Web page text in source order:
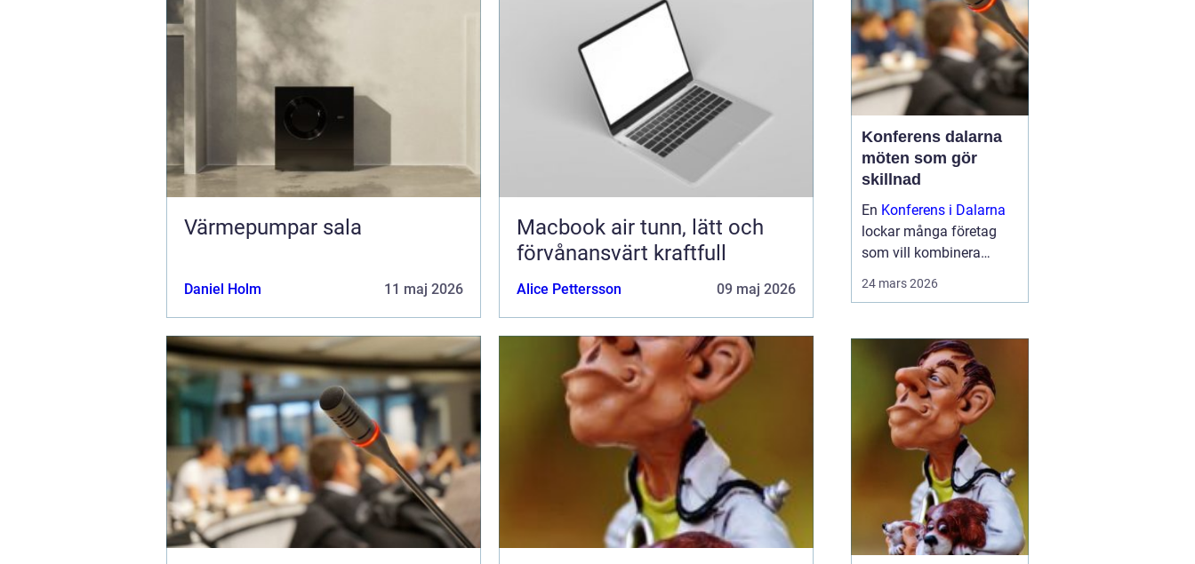
Värmepumpar sala
Daniel Holm 11 maj 2026
Macbook air tunn, lätt och
förvånansvärt kraftfull
Alice Pettersson 09 maj 2026
Konferens dalarna
möten som gör
skillnad
En Konferens i Dalarna
lockar många företag
som vill kombinera
stilla sjöar, skogar och
byar med starka
traditioner. Samtid...
24 mars 2026